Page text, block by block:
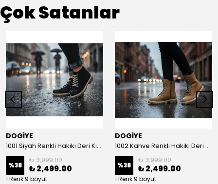
Çok Satanlar
DOGİYE
1001 Siyah Renkli Hakiki Deri Kışlık Bot
%38
₺ 3,999.00
₺ 2,499.00
1 Renk 9 boyut
DOGİYE
1002 Kahve Renkli Hakiki Deri Kışlık Bot
%38
₺ 3,999.00
₺ 2,499.00
1 Renk 9 boyut